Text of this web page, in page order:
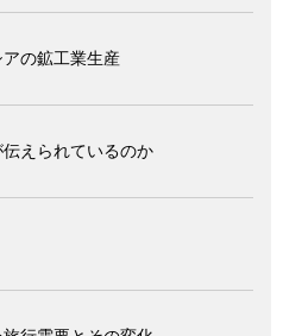
の鉱工業生産
えられているのか